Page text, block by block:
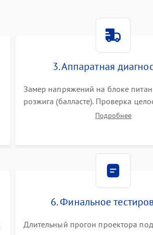
3. Аппаратная
Замер напряжений на блоке
розжига (балласте). Проверка
цветового колеса (DLP) или
Подробнее
6. Финальное
Длительный прогон проектора